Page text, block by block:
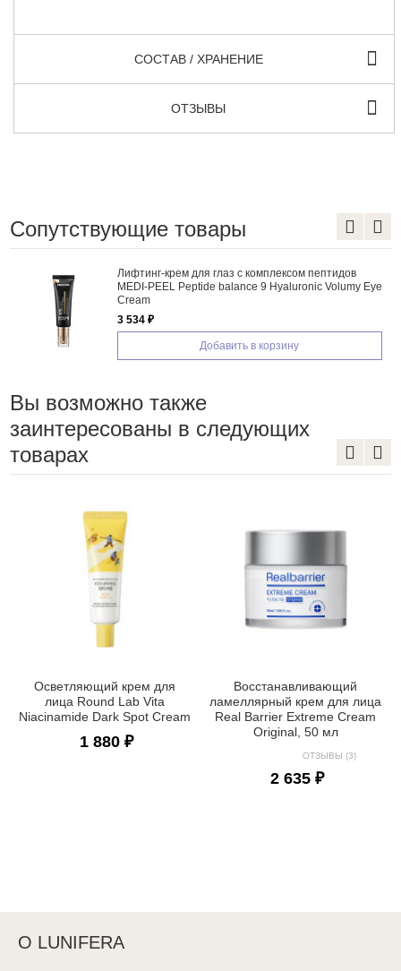
СОСТАВ / ХРАНЕНИЕ
ОТЗЫВЫ
Сопутствующие товары
Лифтинг-крем для глаз с комплексом пептидов
MEDI-PEEL Peptide balance 9 Hyaluronic Volumy Eye
Cream
3 534 ₽
Добавить в корзину
Вы возможно также
заинтересованы в следующих
товарах
Осветляющий крем для
лица Round Lab Vita
Niacinamide Dark Spot Cream
1 880 ₽
Восстанавливающий
ламеллярный крем для лица
Real Barrier Extreme Cream
Original, 50 мл
ОТЗЫВЫ (3)
2 635 ₽
О LUNIFERA